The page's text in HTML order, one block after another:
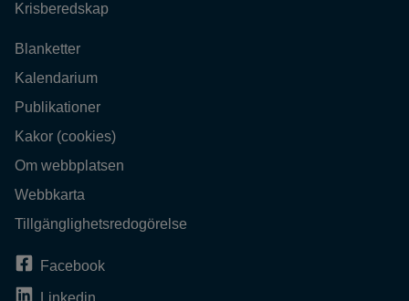
Krisberedskap
Blanketter
Kalendarium
Publikationer
Kakor (cookies)
Om webbplatsen
Webbkarta
Tillgänglighetsredogörelse
Facebook
Linkedin